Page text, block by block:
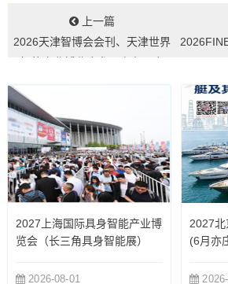
上一篇
2026天津智博会会刊、天津世界
智能产业博览会参展商名录会
2027上海国际具身智能产业博
览会（长三角具身智能展）
2026-08-01
2027
(6月亦